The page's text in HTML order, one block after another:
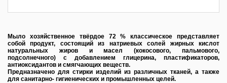
Мыло хозяйственное твёрдое 72 % классическое представляет
собой продукт, состоящий из натриевых солей жирных кислот
натуральных жиров и масел (кокосового, пальмового,
подсолнечного) с добавлением глицерина, пластификаторов,
антиоксидантов и смягчающих веществ.
Предназначено для стирки изделий из различных тканей, а также
для санитарно- гигиенических и промышленных целей.